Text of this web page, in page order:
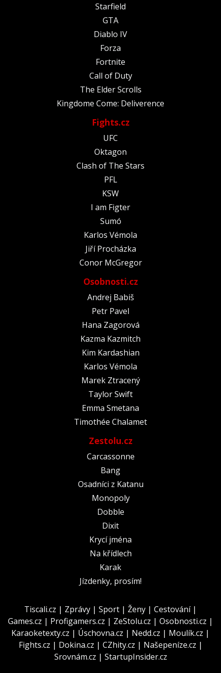
Starfield
GTA
Diablo IV
Forza
Fortnite
Call of Duty
The Elder Scrolls
Kingdome Come: Deliverence
Fights.cz
UFC
Oktagon
Clash of The Stars
PFL
KSW
I am Figter
Sumó
Karlos Vémola
Jiří Procházka
Conor McGregor
Osobnosti.cz
Andrej Babiš
Petr Pavel
Hana Zagorová
Kazma Kazmitch
Kim Kardashian
Karlos Vémola
Marek Ztracený
Taylor Swift
Emma Smetana
Timothée Chalamet
Zestolu.cz
Carcassonne
Bang
Osadníci z Katanu
Monopoly
Dobble
Dixit
Krycí jména
Na křídlech
Karak
Jízdenky, prosím!
Tiscali.cz | Zprávy | Sport | Ženy | Cestování|
Games.cz | Profigamers.cz | ZeStolu.cz | Osobnosti.cz |
Karaoketexty.cz | Úschovna.cz | Nedd.cz | Moulík.cz |
Fights.cz | Dokina.cz | CZhity.cz | Našepeníze.cz |
Srovnám.cz | StartupInsider.cz